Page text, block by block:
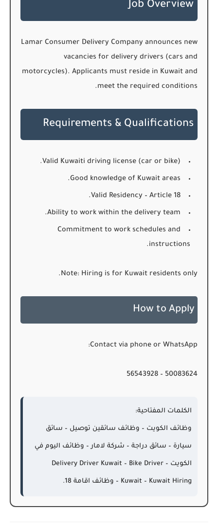
Job Overview
Lamar Consumer Delivery Company announces new
vacancies for delivery drivers (cars and
motorcycles). Applicants must reside in Kuwait and
meet the required conditions.
Requirements & Qualifications
Valid Kuwaiti driving license (car or bike).
Good knowledge of Kuwait areas.
Valid Residency – Article 18.
Ability to work within the delivery team.
Commitment to work schedules and
instructions.
Note: Hiring is for Kuwait residents only.
How to Apply
Contact via phone or WhatsApp:
50083624 – 56543928
الكلمات المفتاحية:
وظائف الكويت – وظائف سائقين توصيل – سائق
سيارة – سائق دراجة – شركة لامار – وظائف اليوم في
الكويت – Delivery Driver Kuwait – Bike Driver
Kuwait – Kuwait Hiring – وظائف اقامة 18.